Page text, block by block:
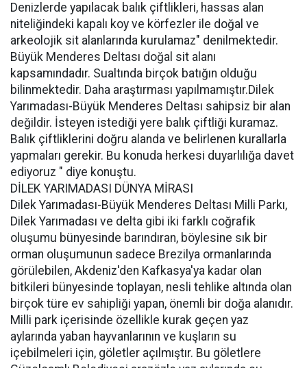
Denizlerde yapılacak balık çiftlikleri, hassas alan
niteliğindeki kapalı koy ve körfezler ile doğal ve
arkeolojik sit alanlarında kurulamaz" denilmektedir.
Büyük Menderes Deltası doğal sit alanı
kapsamındadır. Sualtında birçok batığın olduğu
bilinmektedir. Daha araştırması yapılmamıştır.Dilek
Yarımadası-Büyük Menderes Deltası sahipsiz bir alan
değildir. İsteyen istediği yere balık çiftliği kuramaz.
Balık çiftliklerini doğru alanda ve belirlenen kurallarla
yapmaları gerekir. Bu konuda herkesi duyarlılığa davet
ediyoruz " diye konuştu.
DİLEK YARIMADASI DÜNYA MİRASI
Dilek Yarımadası-Büyük Menderes Deltası Milli Parkı,
Dilek Yarımadası ve delta gibi iki farklı coğrafik
oluşumu bünyesinde barındıran, böylesine sık bir
orman oluşumunun sadece Brezilya ormanlarında
görülebilen, Akdeniz'den Kafkasya'ya kadar olan
bitkileri bünyesinde toplayan, nesli tehlike altında olan
birçok türe ev sahipliği yapan, önemli bir doğa alanıdır.
Milli park içerisinde özellikle kurak geçen yaz
aylarında yaban hayvanlarının ve kuşların su
içebilmeleri için, göletler açılmıştır. Bu göletlere